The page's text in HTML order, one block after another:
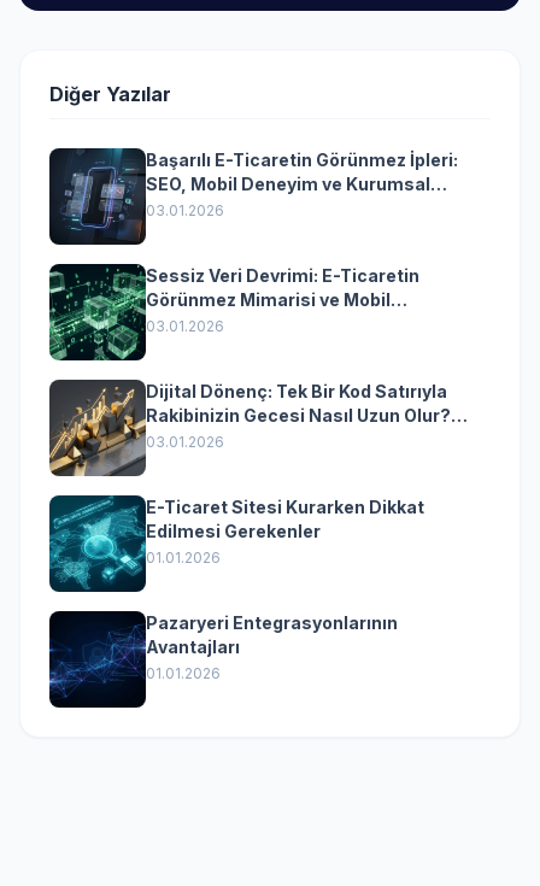
Diğer Yazılar
Başarılı E-Ticaretin Görünmez İpleri:
SEO, Mobil Deneyim ve Kurumsal
Yazılımın Kazandıran Senkronizasyonu
03.01.2026
Sessiz Veri Devrimi: E-Ticaretin
Görünmez Mimarisi ve Mobil
Dönüşümün Kurumsal Anahtarı
03.01.2026
Dijital Dönenç: Tek Bir Kod Satırıyla
Rakibinizin Gecesi Nasıl Uzun Olur?
(Kurumsal Yazılımın Güçlü Rolü)
03.01.2026
E-Ticaret Sitesi Kurarken Dikkat
Edilmesi Gerekenler
01.01.2026
Pazaryeri Entegrasyonlarının
Avantajları
01.01.2026